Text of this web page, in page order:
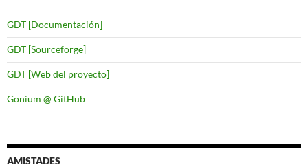
GDT [Documentación]
GDT [Sourceforge]
GDT [Web del proyecto]
Gonium @ GitHub
AMISTADES